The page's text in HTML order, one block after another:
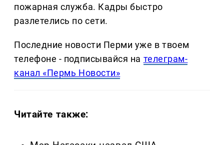
пожарная служба. Кадры быстро
разлетелись по сети.
Последние новости Перми уже в твоем
телефоне - подписывайся на телеграм-
канал «Пермь Новости»
Читайте также: